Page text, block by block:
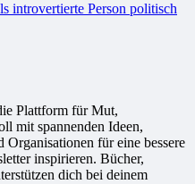
introvertierte Person politisch
Plattform für Mut,
mit spannenden Ideen,
für eine bessere
inspirieren. Bücher,
dich bei deinem